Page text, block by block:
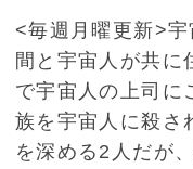
<毎週月曜更新>
間と宇宙人が共に
で宇宙人の上司に
族を宇宙人に殺さ
を深める2人だが